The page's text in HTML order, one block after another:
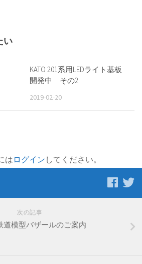
い
KATO 201系用LEDライト基板
開発中 その2
2019-02-20
はログイン してください。
次の記事
道模型バザールのご案内